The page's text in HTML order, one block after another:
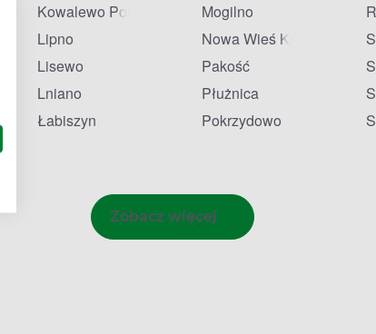
Kowalewo Pomorskie
Lipno
Lisewo
Lniano
Łabiszyn
Mogilno
Nowa Wieś Królewska
Pakość
Płużnica
Pokrzydowo
Zobacz więcej